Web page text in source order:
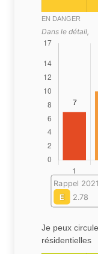
EN DANGER
Dans le détail,
Rappel
E
2.78
Je peux
résidentielles